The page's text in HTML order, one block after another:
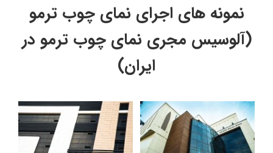
نمونه های اجرای نمای چوب ترمو
(آلوسیس مجری نمای چوب ترمو در
ایران)